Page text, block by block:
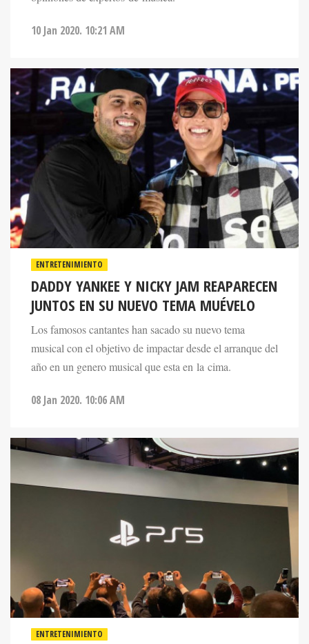
10 Jan 2020. 10:21 AM
ENTRETENIMIENTO
DADDY YANKEE Y NICKY JAM REAPARECEN
JUNTOS EN SU NUEVO TEMA MUÉVELO
Los famosos cantantes han sacado su nuevo tema
musical con el objetivo de impactar desde el arranque del
año en un genero musical que esta en la cima.
08 Jan 2020. 10:06 AM
ENTRETENIMIENTO